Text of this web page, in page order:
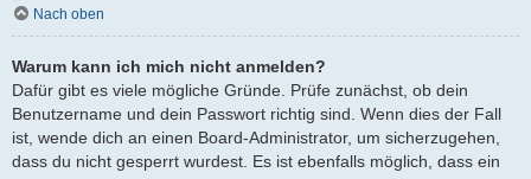
Nach oben
Warum kann ich mich nicht anmelden?
Dafür gibt es viele mögliche Gründe. Prüfe zunächst, ob dein
Benutzername und dein Passwort richtig sind. Wenn dies der Fall
ist, wende dich an einen Board-Administrator, um sicherzugehen,
dass du nicht gesperrt wurdest. Es ist ebenfalls möglich, dass ein